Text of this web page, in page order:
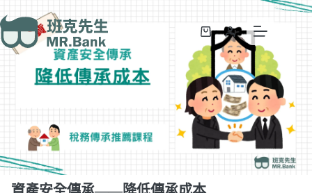
NT$ 3,000
加入購物車